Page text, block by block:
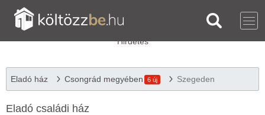
Eladó ház Csongrád megyében 6 új Szegeden
Eladó családi ház